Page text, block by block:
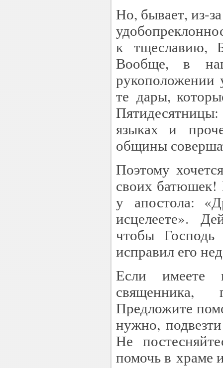
Но, бывает, из-
к тщеславию,
Вообще, в
те дары,
языках и
общины
Поэтому
своих
у апостола:
исцелеете».
чтобы
исправил его
Если имеете
священника,
Предложите
нужно,
Не
помочь в храме